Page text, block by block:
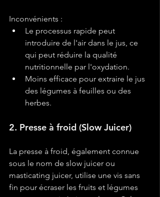
Inconvénients :
Le processus rapide peut
introduire de l'air dans le jus, ce
qui peut réduire la qualité
nutritionnelle par l'oxydation.
Moins efficace pour extraire le jus
des légumes à feuilles ou des
herbes.
2. Presse à froid (Slow Juicer)
La presse à froid, également connue
sous le nom de slow juicer ou
masticating juicer, utilise une vis sans
fin pour écraser les fruits et légumes